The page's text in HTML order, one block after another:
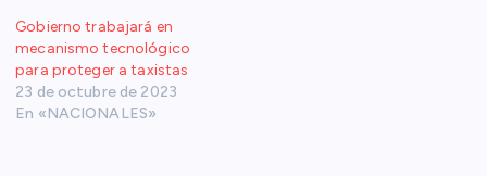
Gobierno trabajará en
mecanismo tecnológico
para proteger a taxistas
23 de octubre de 2023
En «NACIONALES»